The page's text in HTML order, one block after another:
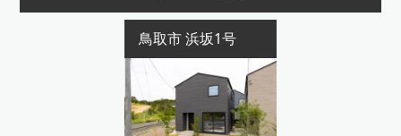
鳥取市 浜坂1号